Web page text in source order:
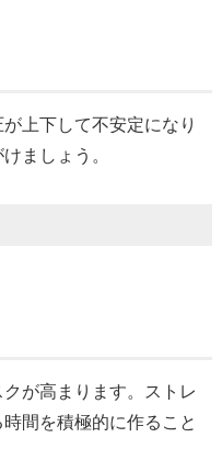
上下して不安定になり
ましょう。
が高まります。ストレ
間を積極的に作ること